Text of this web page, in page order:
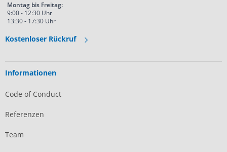
Montag bis Freitag:
9:00 - 12:30 Uhr
13:30 - 17:30 Uhr
Kostenloser Rückruf
Informationen
Code of Conduct
Referenzen
Team